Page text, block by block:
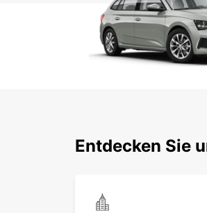
Entdecken Sie